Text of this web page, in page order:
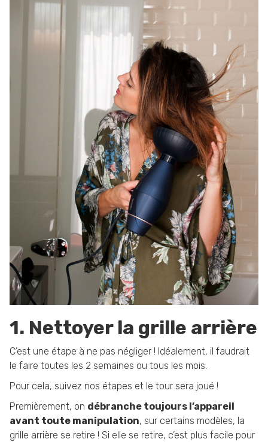
1. Nettoyer la grille arrière
C’est une étape à ne pas négliger ! Idéalement, il faudrait
le faire toutes les 2 semaines ou tous les mois.
Pour cela, suivez nos étapes et le tour sera joué !
Premièrement, on débranche toujours l’appareil
avant toute manipulation, sur certains modèles, la
grille arrière se retire ! Si elle se retire, c’est plus facile pour